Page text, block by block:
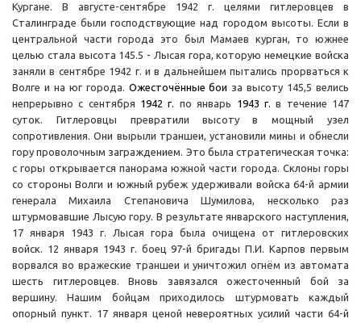
Кургане. В августе-сентябре 1942 г. целями гитлеровцев в
Сталинграде были господствующие над городом высоты. Если в
центральной части города это был Мамаев курган, то южнее
целью стала высота 145.5 - Лысая гора, которую немецкие войска
заняли в сентябре 1942 г. и в дальнейшем пытались прорваться к
Волге и на юг города. Ожесточённые бои за высоту 145,5 велись
непрерывно с сентября 1942 г. по январь 1943 г. в течение 147
суток. Гитлеровцы превратили высоту в мощный узел
сопротивления. Они вырыли траншеи, установили мины и обнесли
гору проволочным заграждением. Это была стратегическая точка:
с горы открывается панорама южной части города. Склоны горы
со стороны Волги и южный рубеж удерживали войска 64-й армии
генерала Михаила Степановича Шумилова, несколько раз
штурмовавшие Лысую гору. В результате январского наступления,
17 января 1943 г. Лысая гора была очищена от гитлеровских
войск. 12 января 1943 г. боец 97-й бригады П.И. Карпов первым
ворвался во вражеские траншеи и уничтожил огнём из автомата
шесть гитлеровцев. Вновь завязался ожесточенный бой за
вершину. Нашим бойцам приходилось штурмовать каждый
опорный пункт. 17 января ценой невероятных усилий части 64-й